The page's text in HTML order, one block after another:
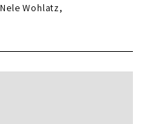
Wohlatz,